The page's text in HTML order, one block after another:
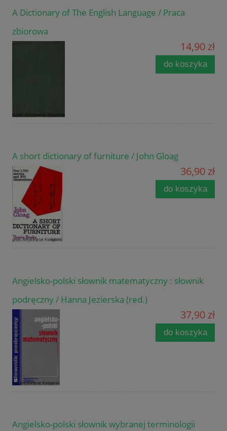
A Dictionary of The English Language / Praca
zbiorowa
14,90 zł
do koszyka
A short dictionary of furniture / John Gloag
36,90 zł
do koszyka
Angielsko-polski słownik matematyczny : słownik
podręczny / Hanna Jezierska (red.)
37,90 zł
do koszyka
Angielsko-polski słownik wybranej terminologii